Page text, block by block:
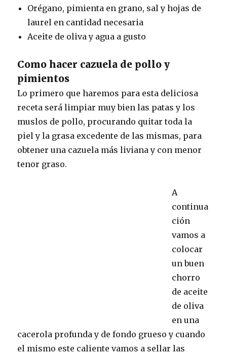
Orégano, pimienta en grano, sal y hojas de
laurel en cantidad necesaria
Aceite de oliva y agua a gusto
Como hacer cazuela de pollo y
pimientos
Lo primero que haremos para esta deliciosa
receta será limpiar muy bien las patas y los
muslos de pollo, procurando quitar toda la
piel y la grasa excedente de las mismas, para
obtener una cazuela más liviana y con menor
tenor graso.
A
continua
ción
vamos a
colocar
un buen
chorro
de aceite
de oliva
en una
cacerola profunda y de fondo grueso y cuando
el mismo este caliente vamos a sellar las